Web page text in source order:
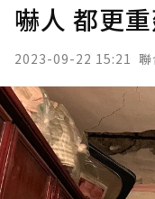
嚇人 都更
2023-09-22 15:21